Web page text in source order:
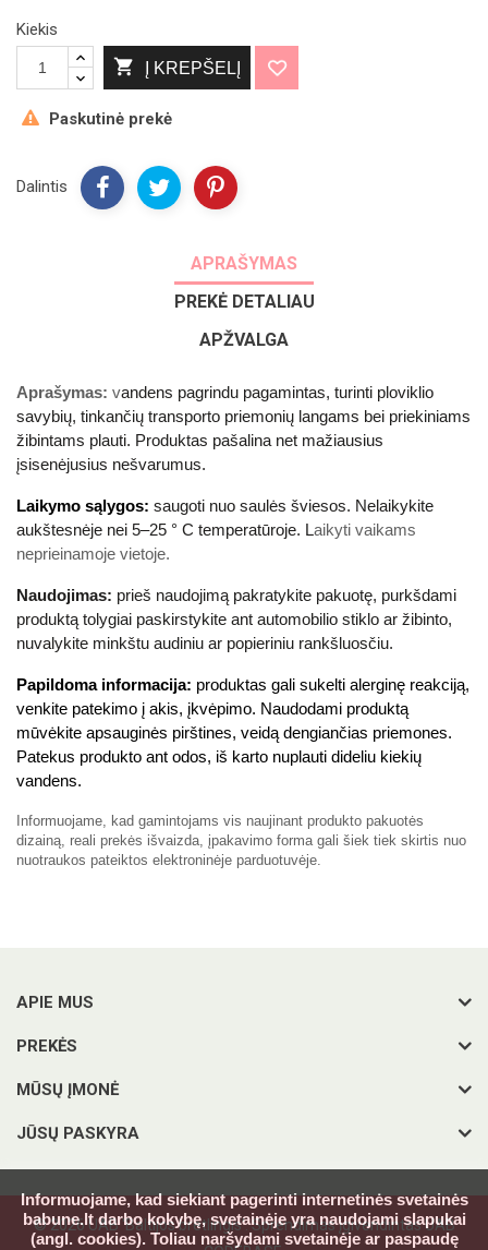
Kiekis
 Į KREPŠELĮ
Paskutinė prekė
Dalintis
APRAŠYMAS
PREKĖ DETALIAU
APŽVALGA
Aprašymas: vandens pagrindu pagamintas, turinti ploviklio
savybių, tinkančių transporto priemonių langams bei priekiniams
žibintams plauti. Produktas pašalina net mažiausius
įsisenėjusius nešvarumus.
Laikymo sąlygos: saugoti nuo saulės šviesos. Nelaikykite
aukštesnėje nei 5–25 ° C temperatūroje. Laikyti vaikams
neprieinamoje vietoje.
Naudojimas: prieš naudojimą pakratykite pakuotę, purkšdami
produktą tolygiai paskirstykite ant automobilio stiklo ar žibinto,
nuvalykite minkštu audiniu ar popieriniu rankšluosčiu.
Papildoma informacija: produktas gali sukelti alerginę reakciją,
venkite patekimo į akis, įkvėpimo. Naudodami produktą
mūvėkite apsauginės pirštines, veidą dengiančias priemones.
Patekus produkto ant odos, iš karto nuplauti dideliu kiekių
vandens.
Informuojame, kad gamintojams vis naujinant produkto pakuotės
dizainą, reali prekės išvaizda, įpakavimo forma gali šiek tiek skirtis nuo
nuotraukos pateiktos elektroninėje parduotuvėje.
APIE MUS
PREKĖS
MŪSŲ ĮMONĖ
JŪSŲ PASKYRA
Informuojame, kad siekiant pagerinti internetinės svetainės
babune.lt darbo kokybę, svetainėje yra naudojami slapukai
(angl. cookies). Toliau naršydami svetainėje ar paspaudę
© 2026 UAB 'Baltijos bretlingis'. Sprendimas įgivendintas UAB